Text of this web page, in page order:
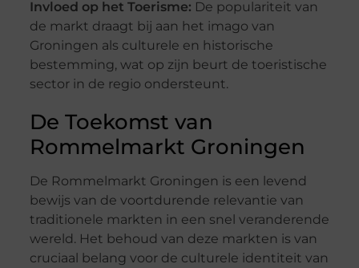
Invloed op het Toerisme: De populariteit van
de markt draagt bij aan het imago van
Groningen als culturele en historische
bestemming, wat op zijn beurt de toeristische
sector in de regio ondersteunt.
De Toekomst van
Rommelmarkt Groningen
De Rommelmarkt Groningen is een levend
bewijs van de voortdurende relevantie van
traditionele markten in een snel veranderende
wereld. Het behoud van deze markten is van
cruciaal belang voor de culturele identiteit van